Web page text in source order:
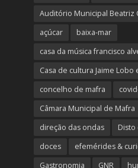
Auditório Municipal Beatriz
açúcar
baixa-mar
casa da música francisco
Casa de cultura Jaime Lobo
concelho de mafra
Câmara Municipal de Mafra
direção das ondas
Disto
doces
efemérides &
Gastronomia
GNR